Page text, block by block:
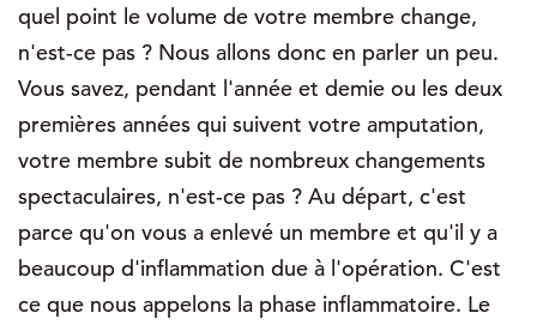
quel point le volume de votre membre change,
n'est-ce pas ? Nous allons donc en parler un peu.
Vous savez, pendant l'année et demie ou les deux
premières années qui suivent votre amputation,
votre membre subit de nombreux changements
spectaculaires, n'est-ce pas ? Au départ, c'est
parce qu'on vous a enlevé un membre et qu'il y a
beaucoup d'inflammation due à l'opération. C'est
ce que nous appelons la phase inflammatoire. Le